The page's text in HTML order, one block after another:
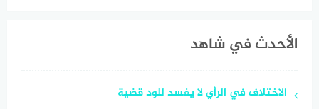
الأحدث في شاهد
الاختلاف في الرأي لا يفسد للود قضية